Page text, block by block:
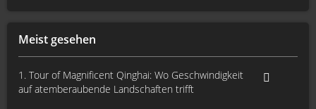
Meist gesehen
1. Tour of Magnificent Qinghai: Wo Geschwindigkeit
auf atemberaubende Landschaften trifft